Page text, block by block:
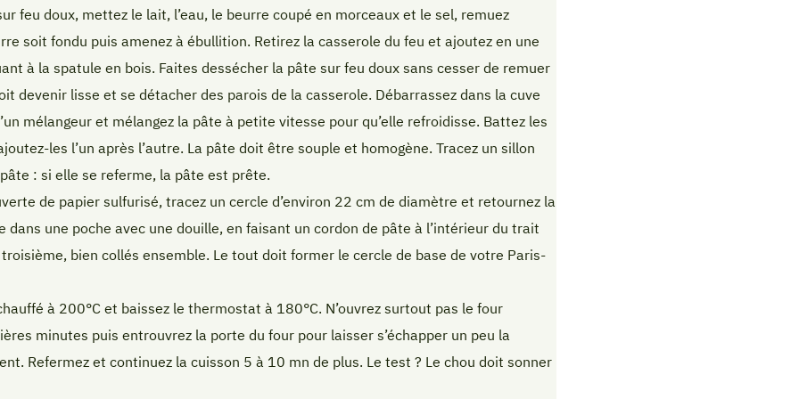
feu doux, mettez le lait, l’eau, le beurre coupé en morceaux et le sel, remuez
soit fondu puis amenez à ébullition. Retirez la casserole du feu et ajoutez en une
à la spatule en bois. Faites dessécher la pâte sur feu doux sans cesser de remuer
devenir lisse et se détacher des parois de la casserole. Débarrassez dans la cuve
mélangeur et mélangez la pâte à petite vitesse pour qu’elle refroidisse. Battez les
les l’un après l’autre. La pâte doit être souple et homogène. Tracez un sillon
: si elle se referme, la pâte est prête.
de papier sulfurisé, tracez un cercle d’environ 22 cm de diamètre et retournez la
dans une poche avec une douille, en faisant un cordon de pâte à l’intérieur du trait
bien collés ensemble. Le tout doit former le cercle de base de votre Paris-
à 200°C et baissez le thermostat à 180°C. N’ouvrez surtout pas le four
minutes puis entrouvrez la porte du four pour laisser s’échapper un peu la
Refermez et continuez la cuisson 5 à 10 mn de plus. Le test ? Le chou doit sonner